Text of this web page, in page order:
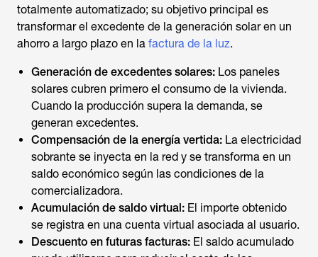
totalmente automatizado; su objetivo principal es
transformar el excedente de la generación solar en un
ahorro a largo plazo en la factura de la luz.
Generación de excedentes solares: Los paneles
solares cubren primero el consumo de la vivienda.
Cuando la producción supera la demanda, se
generan excedentes.
Compensación de la energía vertida: La electricidad
sobrante se inyecta en la red y se transforma en un
saldo económico según las condiciones de la
comercializadora.
Acumulación de saldo virtual: El importe obtenido
se registra en una cuenta virtual asociada al usuario.
Descuento en futuras facturas: El saldo acumulado